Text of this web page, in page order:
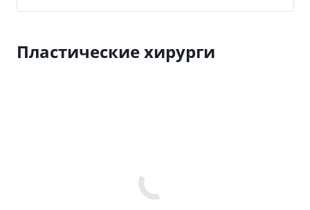
Пластические хирурги